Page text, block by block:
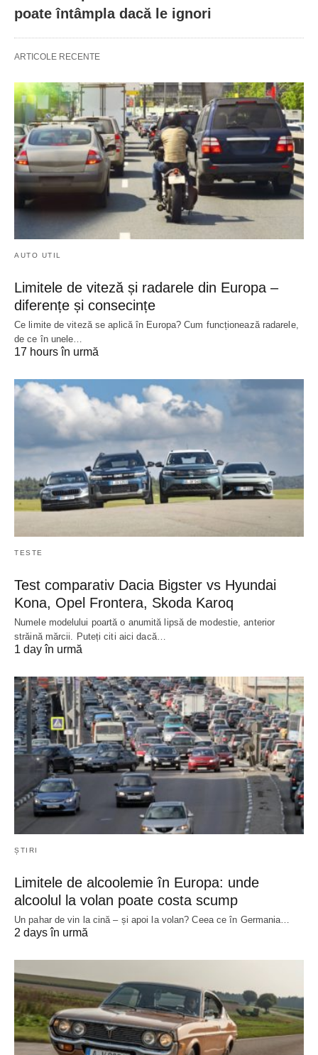
poate întâmpla dacă le ignori
ARTICOLE RECENTE
AUTO UTIL
Limitele de viteză și radarele din Europa –
diferențe și consecințe
Ce limite de viteză se aplică în Europa? Cum funcționează radarele,
de ce în unele…
17 hours în urmă
TESTE
Test comparativ Dacia Bigster vs Hyundai
Kona, Opel Frontera, Skoda Karoq
Numele modelului poartă o anumită lipsă de modestie, anterior
străină mărcii. Puteți citi aici dacă…
1 day în urmă
ȘTIRI
Limitele de alcoolemie în Europa: unde
alcoolul la volan poate costa scump
Un pahar de vin la cină – și apoi la volan? Ceea ce în Germania…
2 days în urmă